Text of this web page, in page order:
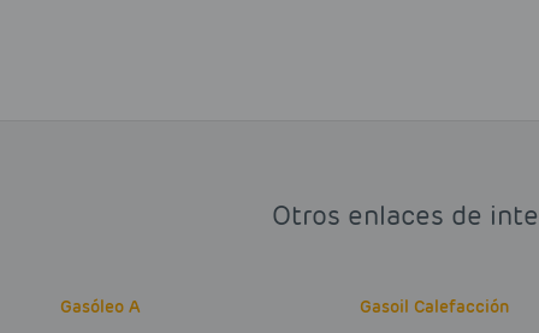
Otros enlaces de
Gasóleo A
Gasoil Calefacción